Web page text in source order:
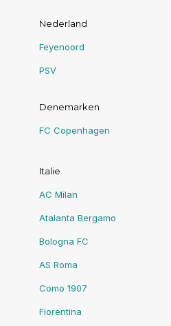
Nederland
Feyenoord
PSV
Denemarken
FC Copenhagen
Italie
AC Milan
Atalanta Bergamo
Bologna FC
AS Roma
Como 1907
Fiorentina